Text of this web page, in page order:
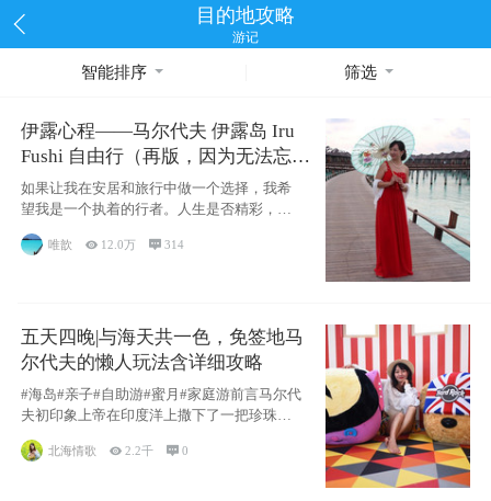
目的地攻略
游记
智能排序 筛选
伊露心程——马尔代夫 伊露岛 Iru
Fushi 自由行（再版，因为无法忘却
的留恋）
如果让我在安居和旅行中做一个选择，我希
望我是一个执着的行者。人生是否精彩，都
源于自己
唯歆  12.0万  314
五天四晚|与海天共一色，免签地马
尔代夫的懒人玩法含详细攻略
#海岛#亲子#自助游#蜜月#家庭游前言马尔代
夫初印象上帝在印度洋上撒下了一把珍珠，
北海情歌 2.2千 0